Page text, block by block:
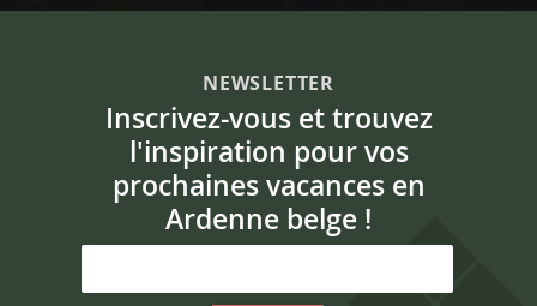
NEWSLETTER
Inscrivez-vous et trouvez
l'inspiration pour vos
prochaines vacances en
Ardenne belge !